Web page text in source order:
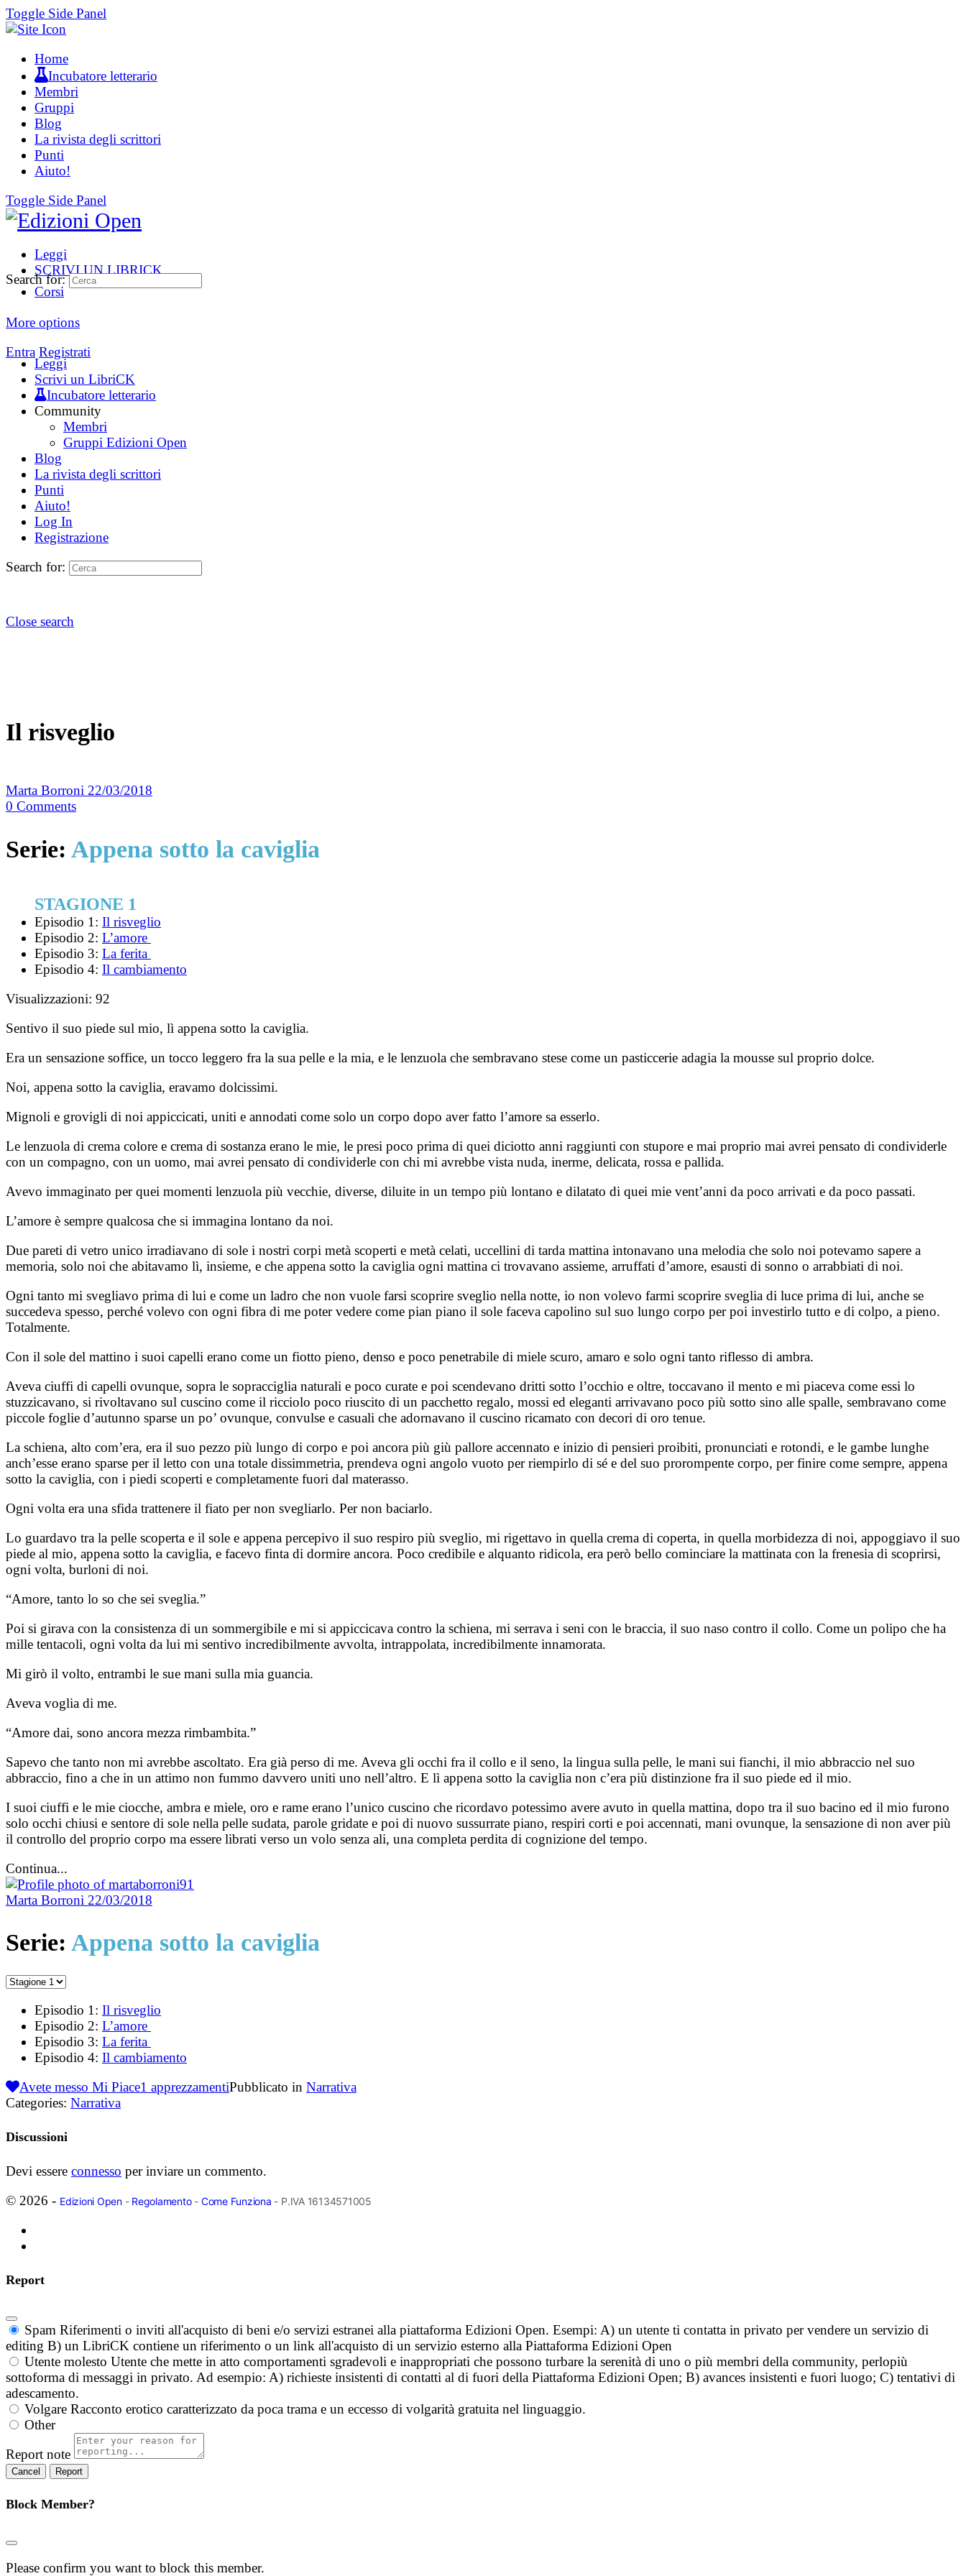
Toggle Side Panel
Home
Incubatore letterario
Membri
Gruppi
Blog
La rivista degli scrittori
Punti
Aiuto!
Toggle Side Panel
Leggi
SCRIVI UN LIBRICK
Corsi
More options
Entra Registrati
Search for:
Leggi
Scrivi un LibriCK
Incubatore letterario
Community
Membri
Gruppi Edizioni Open
Blog
La rivista degli scrittori
Punti
Aiuto!
Log In
Registrazione
Search for:
Close search
Il risveglio
Marta Borroni 22/03/2018
0 Comments
Serie: Appena sotto la caviglia
STAGIONE 1
Episodio 1: Il risveglio
Episodio 2: L’amore
Episodio 3: La ferita
Episodio 4: Il cambiamento
Visualizzazioni: 92
Sentivo il suo piede sul mio, lì appena sotto la caviglia.
Era un sensazione soffice, un tocco leggero fra la sua pelle e la mia, e le lenzuola che sembravano stese come un pasticcerie adagia la mousse sul proprio dolce.
Noi, appena sotto la caviglia, eravamo dolcissimi.
Mignoli e grovigli di noi appiccicati, uniti e annodati come solo un corpo dopo aver fatto l’amore sa esserlo.
Le lenzuola di crema colore e crema di sostanza erano le mie, le presi poco prima di quei diciotto anni raggiunti con stupore e mai proprio mai avrei pensato di condividerle
con un compagno, con un uomo, mai avrei pensato di condividerle con chi mi avrebbe vista nuda, inerme, delicata, rossa e pallida.
Avevo immaginato per quei momenti lenzuola più vecchie, diverse, diluite in un tempo più lontano e dilatato di quei mie vent’anni da poco arrivati e da poco passati.
L’amore è sempre qualcosa che si immagina lontano da noi.
Due pareti di vetro unico irradiavano di sole i nostri corpi metà scoperti e metà celati, uccellini di tarda mattina intonavano una melodia che solo noi potevamo sapere a
memoria, solo noi che abitavamo lì, insieme, e che appena sotto la caviglia ogni mattina ci trovavano assieme, arruffati d’amore, esausti di sonno o arrabbiati di noi.
Ogni tanto mi svegliavo prima di lui e come un ladro che non vuole farsi scoprire sveglio nella notte, io non volevo farmi scoprire sveglia di luce prima di lui, anche se
succedeva spesso, perché volevo con ogni fibra di me poter vedere come pian piano il sole faceva capolino sul suo lungo corpo per poi investirlo tutto e di colpo, a pieno.
Totalmente.
Con il sole del mattino i suoi capelli erano come un fiotto pieno, denso e poco penetrabile di miele scuro, amaro e solo ogni tanto riflesso di ambra.
Aveva ciuffi di capelli ovunque, sopra le sopracciglia naturali e poco curate e poi scendevano dritti sotto l’occhio e oltre, toccavano il mento e mi piaceva come essi lo
stuzzicavano, si rivoltavano sul cuscino come il ricciolo poco riuscito di un pacchetto regalo, mossi ed eleganti arrivavano poco più sotto sino alle spalle, sembravano come
piccole foglie d’autunno sparse un po’ ovunque, convulse e casuali che adornavano il cuscino ricamato con decori di oro tenue.
La schiena, alto com’era, era il suo pezzo più lungo di corpo e poi ancora più giù pallore accennato e inizio di pensieri proibiti, pronunciati e rotondi, e le gambe lunghe
anch’esse erano sparse per il letto con una totale dissimmetria, prendeva ogni angolo vuoto per riempirlo di sé e del suo prorompente corpo, per finire come sempre, appena
sotto la caviglia, con i piedi scoperti e completamente fuori dal materasso.
Ogni volta era una sfida trattenere il fiato per non svegliarlo. Per non baciarlo.
Lo guardavo tra la pelle scoperta e il sole e appena percepivo il suo respiro più sveglio, mi rigettavo in quella crema di coperta, in quella morbidezza di noi, appoggiavo il suo
piede al mio, appena sotto la caviglia, e facevo finta di dormire ancora. Poco credibile e alquanto ridicola, era però bello cominciare la mattinata con la frenesia di scoprirsi,
ogni volta, burloni di noi.
“Amore, tanto lo so che sei sveglia.”
Poi si girava con la consistenza di un sommergibile e mi si appiccicava contro la schiena, mi serrava i seni con le braccia, il suo naso contro il collo. Come un polipo che ha
mille tentacoli, ogni volta da lui mi sentivo incredibilmente avvolta, intrappolata, incredibilmente innamorata.
Mi girò il volto, entrambi le sue mani sulla mia guancia.
Aveva voglia di me.
“Amore dai, sono ancora mezza rimbambita.”
Sapevo che tanto non mi avrebbe ascoltato. Era già perso di me. Aveva gli occhi fra il collo e il seno, la lingua sulla pelle, le mani sui fianchi, il mio abbraccio nel suo
abbraccio, fino a che in un attimo non fummo davvero uniti uno nell’altro. E lì appena sotto la caviglia non c’era più distinzione fra il suo piede ed il mio.
I suoi ciuffi e le mie ciocche, ambra e miele, oro e rame erano l’unico cuscino che ricordavo potessimo avere avuto in quella mattina, dopo tra il suo bacino ed il mio furono
solo occhi chiusi e sentore di sole nella pelle sudata, parole gridate e poi di nuovo sussurrate piano, respiri corti e poi accennati, mani ovunque, la sensazione di non aver più
il controllo del proprio corpo ma essere librati verso un volo senza ali, una completa perdita di cognizione del tempo.
Continua...
Marta Borroni 22/03/2018
Serie: Appena sotto la caviglia
Episodio 1: Il risveglio
Episodio 2: L’amore
Episodio 3: La ferita
Episodio 4: Il cambiamento
Avete messo Mi Piace1 apprezzamentiPubblicato in Narrativa
Categories: Narrativa
Discussioni
Devi essere connesso per inviare un commento.
© 2026 - Edizioni Open- Regolamento- Come Funziona - P.IVA 16134571005
Report
Spam Riferimenti o inviti all'acquisto di beni e/o servizi estranei alla piattaforma Edizioni Open. Esempi: A) un utente ti contatta in privato per vendere un servizio di
editing B) un LibriCK contiene un riferimento o un link all'acquisto di un servizio esterno alla Piattaforma Edizioni Open
Utente molesto Utente che mette in atto comportamenti sgradevoli e inappropriati che possono turbare la serenità di uno o più membri della community, perlopiù
sottoforma di messaggi in privato. Ad esempio: A) richieste insistenti di contatti al di fuori della Piattaforma Edizioni Open; B) avances insistenti e fuori luogo; C) tentativi di
adescamento.
Volgare Racconto erotico caratterizzato da poca trama e un eccesso di volgarità gratuita nel linguaggio.
Other
Report note
Report
Block Member?
Please confirm you want to block this member.